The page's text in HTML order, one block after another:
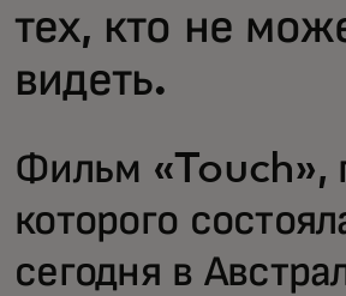
тех, кто не
видеть.
Фильм «Touch»,
которого
сегодня в